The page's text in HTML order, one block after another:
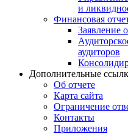
и
Финансовая
Заявление
аудиторов
Дополнительные
Об отчете
Карта сайта
Ограничение
Контакты
Приложения